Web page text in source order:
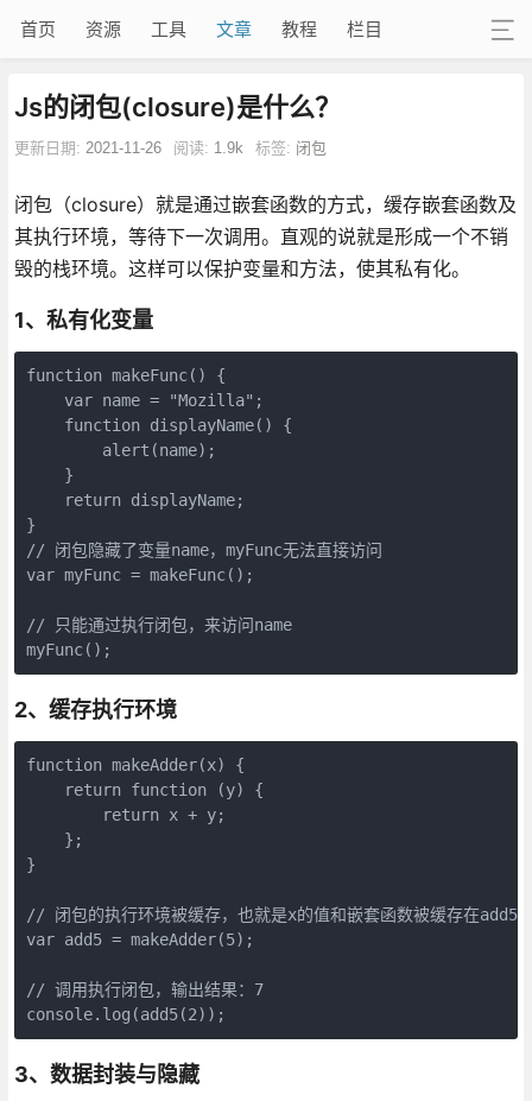
首页 资源 工具 文章 教程 栏目
Js的闭包(closure)是什么？
更新日期: 2021-11-26 阅读: 1.9k 标签: 闭包
闭包（closure）就是通过嵌套函数的方式，缓存嵌套函数及
其执行环境，等待下一次调用。直观的说就是形成一个不销
毁的栈环境。这样可以保护变量和方法，使其私有化。
1、私有化变量
function makeFunc() {
    var name = "Mozilla";
    function displayName() {
        alert(name);
    }
    return displayName;
}
// 闭包隐藏了变量name，myFunc无法直接访问
var myFunc = makeFunc();
// 只能通过执行闭包，来访问name
2、缓存执行环境
function makeAdder(x) {
    return function (y) {
        return x + y;
    };
}
// 闭包的执行环境被缓存，也就是x的值和嵌套函数被缓存在add5
var add5 = makeAdder(5);
// 调用执行闭包，输出结果：7
3、数据封装与隐藏